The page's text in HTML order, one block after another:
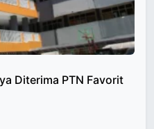
Diterima PTN Favorit